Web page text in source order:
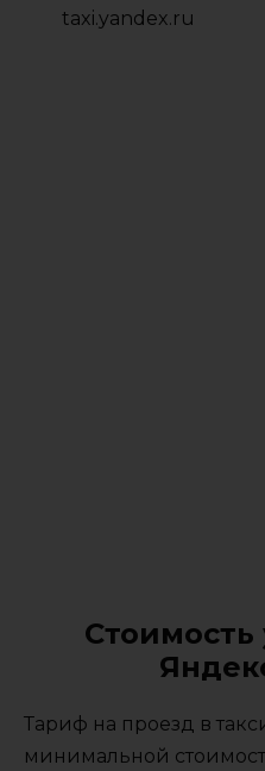
taxi.yandex.ru
Стоимость
Тариф на проезд в
минимальной